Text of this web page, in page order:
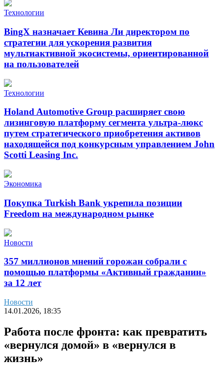
Технологии
BingX назначает Кевина Ли директором по
стратегии для ускорения развития
мультиактивной экосистемы, ориентированной
на пользователей
Технологии
Holand Automotive Group расширяет свою
лизинговую платформу сегмента ультра-люкс
путем стратегического приобретения активов
находящейся под конкурсным управлением John
Scotti Leasing Inc.
Экономика
Покупка Turkish Bank укрепила позиции
Freedom на международном рынке
Новости
357 миллионов мнений горожан собрали с
помощью платформы «Активный гражданин»
за 12 лет
Новости
14.01.2026, 18:35
Работа после фронта: как превратить
«вернулся домой» в «вернулся в
жизнь»